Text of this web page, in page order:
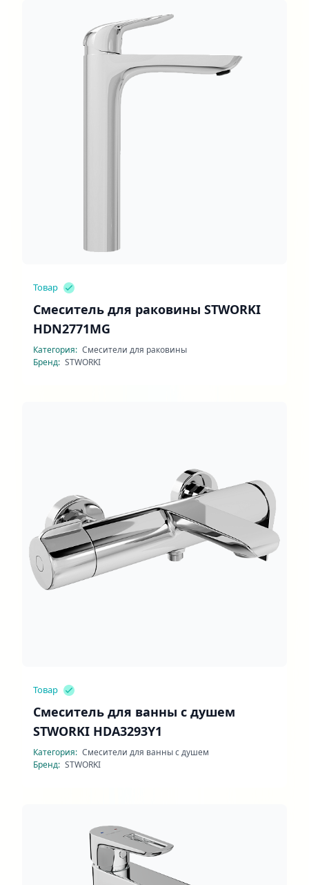
Товар
Смеситель для раковины STWORKI
HDN2771MG
Категория: Смесители для раковины
Бренд: STWORKI
Товар
Смеситель для ванны с душем
STWORKI HDA3293Y1
Категория: Смесители для ванны с душем
Бренд: STWORKI